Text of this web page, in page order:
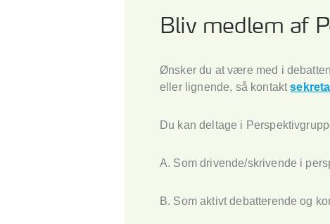
Bliv medlem af
Ønsker du at være med i
eller lignende, så kontakt
Du kan deltage i
A. Som drivende/skrivende i
B. Som aktivt debatterende og